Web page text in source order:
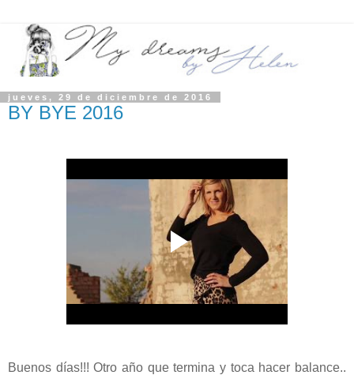
jueves, 29 de diciembre de 2016
BY BYE 2016
Buenos días!!! Otro año que termina y toca hacer balance..